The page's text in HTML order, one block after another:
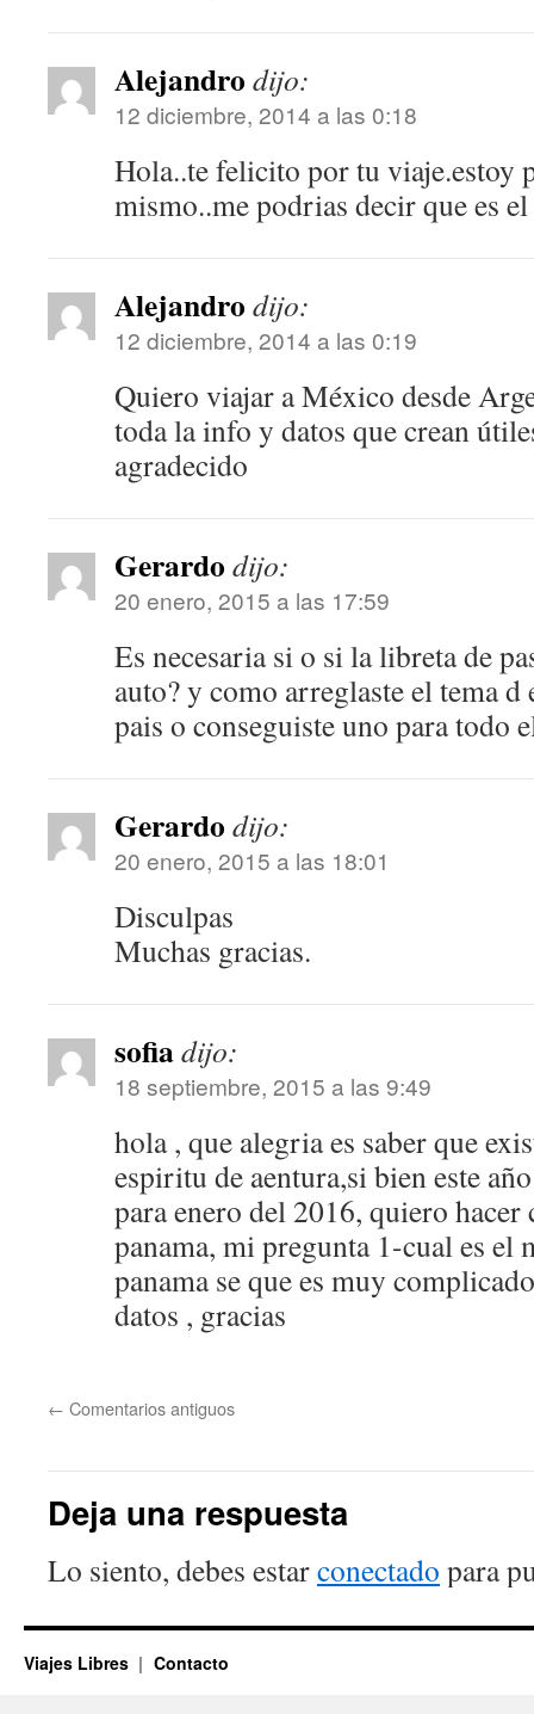
Alejandro dijo:
12 diciembre, 2014 a las 0:18
Hola..te felicito por tu viaje.estoy
mismo..me podrias decir que es
Alejandro dijo:
12 diciembre, 2014 a las 0:19
Quiero viajar a México desde
toda la info y datos que crean
agradecido
Gerardo dijo:
20 enero, 2015 a las 17:59
Es necesaria si o si la libreta de
auto? y como arreglaste el tema d
pais o conseguiste uno para todo
Gerardo dijo:
20 enero, 2015 a las 18:01
Disculpas
Muchas gracias.
sofiadijo:
18 septiembre, 2015 a las 9:49
hola , que alegria es saber que
espiritu de aentura,si bien este
para enero del 2016, quiero
panama, mi pregunta 1-cual es el
panama se que es muy
datos , gracias
← Comentarios antiguos
Deja una respuesta
Lo siento, debes estarconectado para
Viajes Libres Contacto